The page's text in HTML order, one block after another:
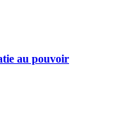
au pouvoir